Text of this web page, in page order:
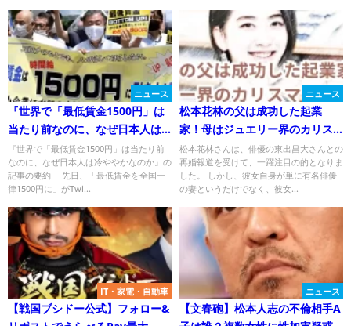
ニュース
『世界で「最低賃金1500円」は
当たり前なのに、なぜ日本人は
冷ややかなのか』のネットの反
応
『世界で「最低賃金1500円」は当たり前
なのに、なぜ日本人は冷ややかなのか』の
記事の要約 先日、「最低賃金を全国一
律1500円に」がTwi...
ニュース
松本花林の父は成功した起業
家！母はジュエリー界のカリス
マ！気になる家族背景を徹底解
剖
松本花林さんは、俳優の東出昌大さんとの
再婚報道を受けて、一躍注目の的となりま
した。 しかし、彼女自身が単に有名俳優
の妻というだけでなく、彼女...
IT・家電・自動車
【戦国ブシドー公式】フォロー&
ニュース
【文春砲】松本人志の不倫相手A